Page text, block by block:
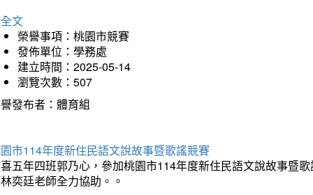
文
榮譽事項：桃園市競賽
發佈單位：學務處
建立時間：2025-05-14
瀏覽次數：507
發布者：體育組
市114年度新住民語文說故事暨歌謠競賽
五年四班郭乃心，參加桃園市114年度新住民語文說故事暨
奕廷老師全力協助。。